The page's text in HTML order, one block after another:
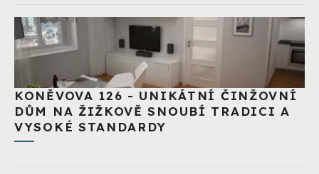
KONĚVOVA 126 - UNIKÁTNÍ ČINŽOVNÍ
DŮM NA ŽIŽKOVĚ SNOUBÍ TRADICI A
VYSOKÉ STANDARDY